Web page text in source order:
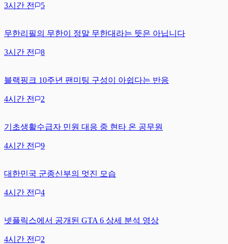
3시간 전 5
무한리필의 무한이 정말 무한대라는 뜻은 아닙니다
3시간 전 8
블랙핑크 10주년 팬미팅 구성이 아쉽다는 반응
4시간 전 2
기초생활수급자 민원 대응 중 현타 온 공무원
4시간 전 9
대한민국 군종신부의 멋진 모습
4시간 전 4
넷플릭스에서 공개된 GTA 6 상세 분석 영상
4시간 전
2